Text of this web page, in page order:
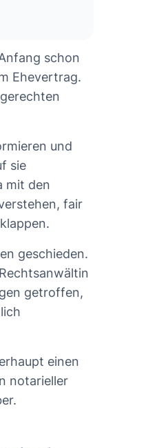
schon
Ehevertrag.
und
sie
mit den
fair
geschieden.
getroffen,
einen
notarieller